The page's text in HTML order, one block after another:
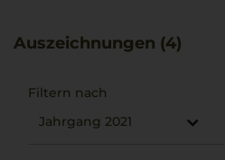
Auszeichnungen (4)
Filtern nach
Jahrgang 2021